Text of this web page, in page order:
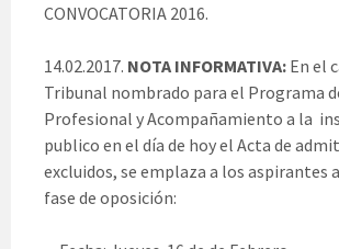
CONVOCATORIA 2016.
14.02.2017. NOTA INFORMATIVA: En el
Tribunal nombrado para el Programa
Profesional y Acompañamiento a la
publico en el día de hoy el Acta de
excluidos, se emplaza a los aspirantes
fase de oposición: